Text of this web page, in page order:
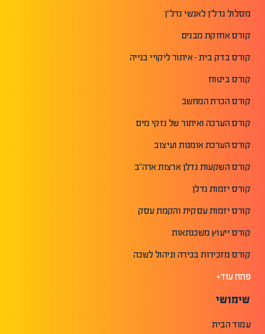
מסלול נדל"ן לאנשי נדל"ן
קורס אחזקת מבנים
קורס בדק בית - איתור ליקויי בנייה
קורס ביטוח
קורס הכרת המחשב
קורס הערכה ואיתור של נזקי מים
קורס הערכת אומנות ועיצוב
קורס השקעות נדלן ארצות ארה"ב
קורס יזמות נדלן
קורס יזמות עסקית והקמת עסק
קורס ייעוץ משכנתאות
קורס מזכירות בכירה וניהול לשכה
פתח עוד+
שימושי
עמוד הבית